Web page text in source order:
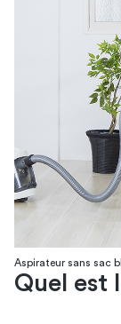
Aspirateur sans sac
Quel est